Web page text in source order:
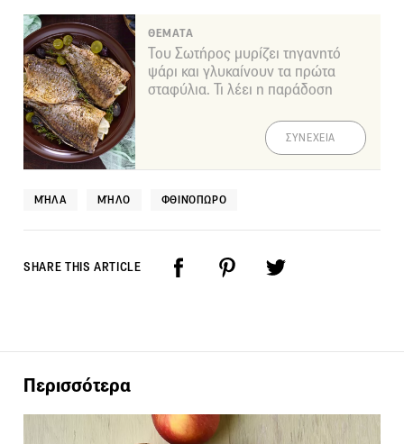
ΘΕΜΑΤΑ
Του Σωτήρος μυρίζει τηγανητό
ψάρι και γλυκαίνουν τα πρώτα
σταφύλια. Τι λέει η παράδοση
ΣΥΝΕΧΕΙΑ
ΜΉΛΑ ΜΉΛΟ ΦΘΙΝΌΠΩΡΟ
SHARE THIS ARTICLE
Περισσότερα